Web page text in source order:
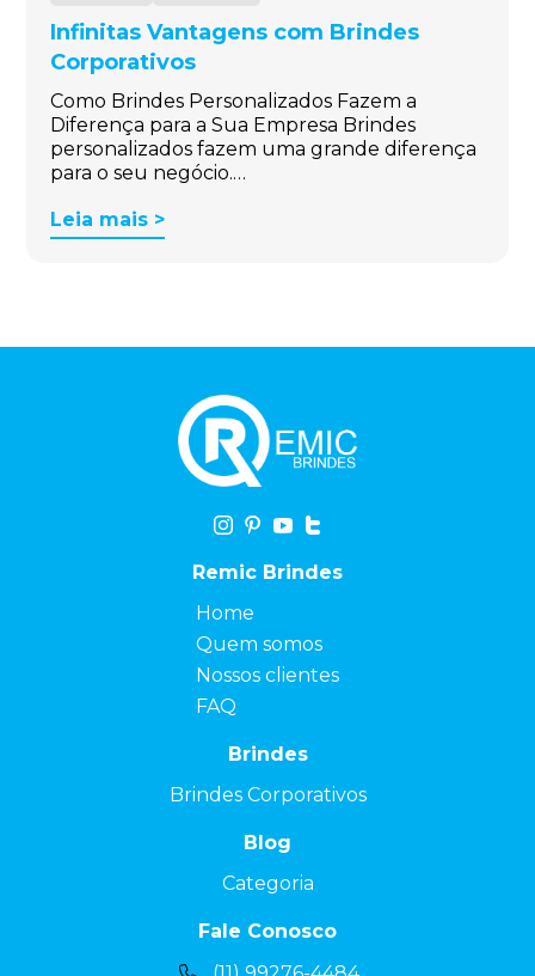
Infinitas Vantagens com Brindes
Corporativos
Como Brindes Personalizados Fazem a
Diferença para a Sua Empresa Brindes
personalizados fazem uma grande diferença
para o seu negócio.…
Leia mais >
Remic Brindes
Home
Quem somos
Nossos clientes
FAQ
Brindes
Brindes Corporativos
Blog
Categoria
Fale Conosco